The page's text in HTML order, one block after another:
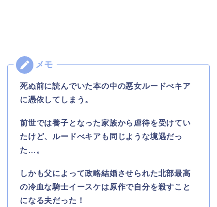
死ぬ前に読んでいた本の中の悪女ルードべキア
に憑依してしまう。
前世では養子となった家族から虐待を受けてい
たけど、ルードべキアも同じような境遇だっ
た…。
しかも父によって政略結婚させられた北部最高
の冷血な騎士イースケは原作で自分を殺すこと
になる夫だった！